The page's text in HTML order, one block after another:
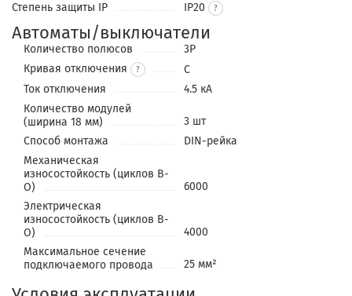
Степень защиты IP
IP20
Автоматы/выключатели
Количество полюсов
3P
Кривая отключения
?
C
Ток отключения
4.5 кА
Количество модулей
(ширина 18 мм)
3 шт
Способ монтажа
DIN-рейка
Механическая
износостойкость (циклов В-
О)
6000
Электрическая
износостойкость (циклов В-
О)
4000
Максимальное сечение
подключаемого провода
25 мм²